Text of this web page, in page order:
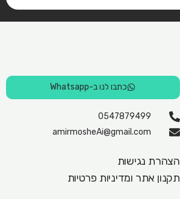
כתבו לנו ב-Whatsapp
0547879499
amirmosheAi@gmail.com
הצהרת נגישות
תקנון אתר ומדיניות פרטיות